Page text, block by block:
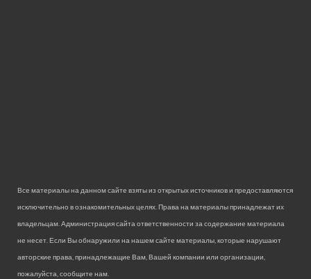
Все материалы на данном сайте взяты из открытых источников и предоставляются
исключительно в ознакомительных целях. Права на материалы принадлежат их
владельцам. Администрация сайта ответственности за содержание материала
не несет. Если Вы обнаружили на нашем сайте материалы, которые нарушают
авторские права, принадлежащие Вам, Вашей компании или организации,
пожалуйста, сообщите нам.